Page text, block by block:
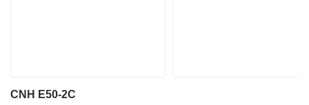
CNH E50-2C